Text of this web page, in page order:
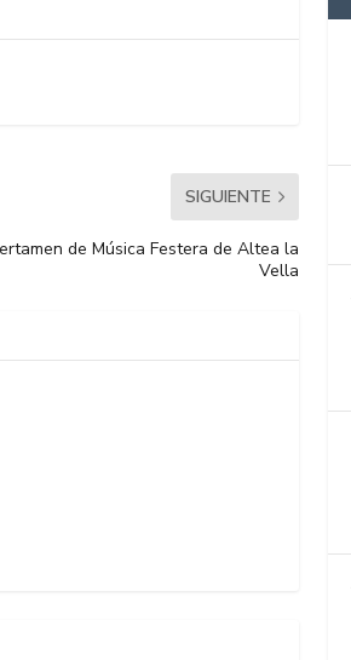
SIGUIENTE
de Música Festera de Altea la
Vella